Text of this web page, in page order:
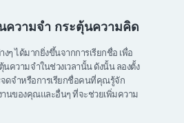
ความจำ กระตุ้นความคิด
ๆ ได้มากยิ่งขึ้นจากการเรียกชื่อ เพื่อ
ความจำในช่วงเวลานั้น ดังนั้น ลองตั้ง
ดจำหรือการเรียกชื่อคนที่คุณรู้จัก
นของคุณและอื่นๆ ที่จะช่วยเพิ่มความ